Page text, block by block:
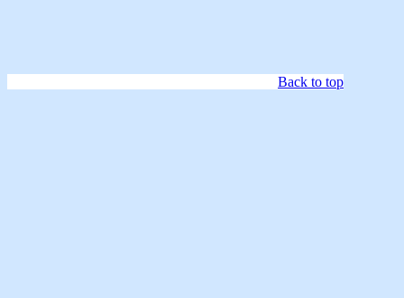
Back to top